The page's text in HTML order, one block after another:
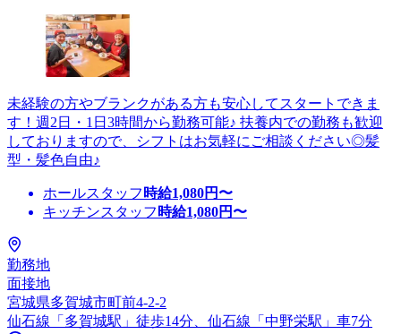
未経験の方やブランクがある方も安心してスタートできま
す！週2日・1日3時間から勤務可能♪ 扶養内での勤務も歓迎
しておりますので、シフトはお気軽にご相談ください◎髪
型・髪色自由♪
ホールスタッフ 時給1,080円〜
キッチンスタッフ 時給1,080円〜
勤務地
面接地
宮城県多賀城市町前4-2-2
仙石線「多賀城駅」徒歩14分、仙石線「中野栄駅」車7分